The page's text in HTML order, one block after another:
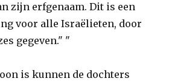
zijn erfgenaam. Dit is een
voor alle Israëlieten, door
gegeven." "
is kunnen de dochters